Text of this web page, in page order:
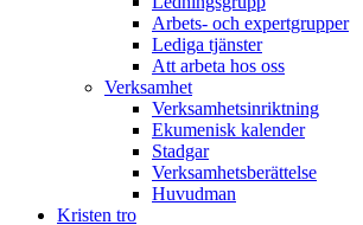
Arbets- och expertgrupper
Lediga tjänster
Att arbeta hos oss
Verksamhet
Verksamhetsinriktning
Ekumenisk kalender
Stadgar
Verksamhetsberättelse
Huvudman
Kristen tro